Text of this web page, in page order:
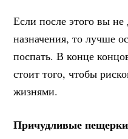
Если после этого вы не
назначения, то лучше
поспать. В конце
стоит того, чтобы
жизнями.
Причудливые пещерки